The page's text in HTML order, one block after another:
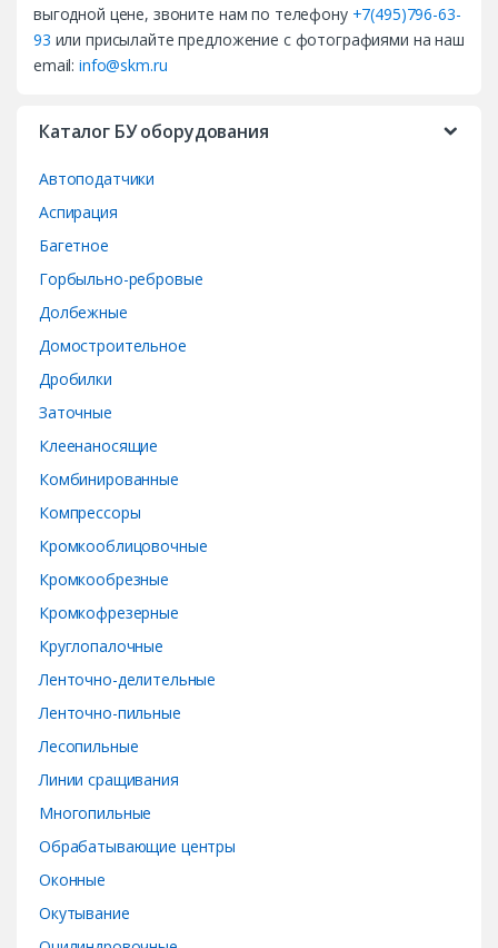
выгодной цене, звоните нам по телефону +7(495)796-63-
93 или присылайте предложение с фотографиями на наш
email:info@skm.ru
Каталог БУ оборудования
Автоподатчики
Аспирация
Багетное
Горбыльно-ребровые
Долбежные
Домостроительное
Дробилки
Заточные
Клеенаносящие
Комбинированные
Компрессоры
Кромкооблицовочные
Кромкообрезные
Кромкофрезерные
Круглопалочные
Ленточно-делительные
Ленточно-пильные
Лесопильные
Линии сращивания
Многопильные
Обрабатывающие центры
Оконные
Окутывание